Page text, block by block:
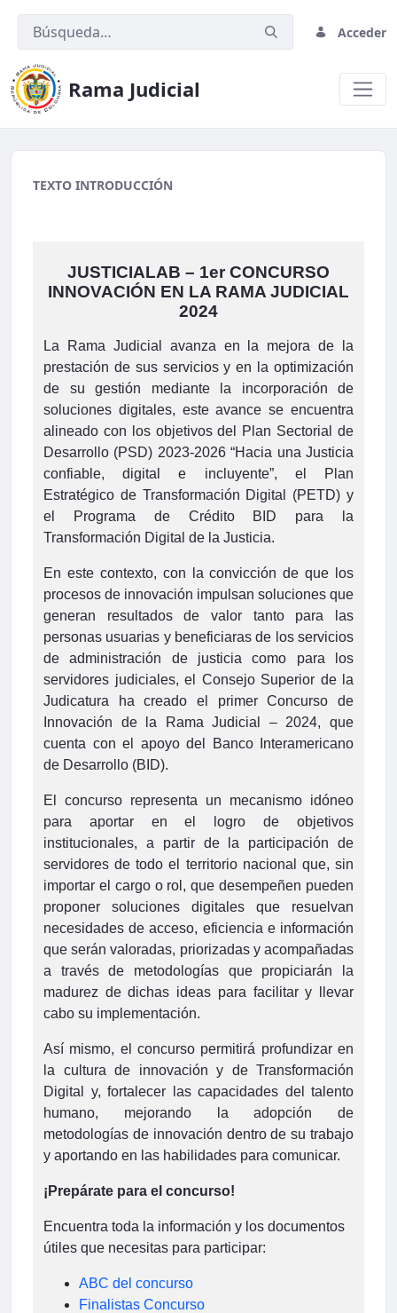
Acceder
Rama Judicial
migracion2
TEXTO INTRODUCCIÓN
JUSTICIALAB – 1er CONCURSO
INNOVACIÓN EN LA RAMA JUDICIAL
2024
La Rama Judicial avanza en la mejora de la
prestación de sus servicios y en la optimización
de su gestión mediante la incorporación de
soluciones digitales, este avance se encuentra
alineado con los objetivos del Plan Sectorial de
Desarrollo (PSD) 2023-2026 “Hacia una Justicia
confiable, digital e incluyente”, el Plan
Estratégico de Transformación Digital (PETD) y
el Programa de Crédito BID para la
Transformación Digital de la Justicia.
En este contexto, con la convicción de que los
procesos de innovación impulsan soluciones que
generan resultados de valor tanto para las
personas usuarias y beneficiaras de los servicios
de administración de justicia como para los
servidores judiciales, el Consejo Superior de la
Judicatura ha creado el primer Concurso de
Innovación de la Rama Judicial – 2024, que
cuenta con el apoyo del Banco Interamericano
de Desarrollo (BID).
El concurso representa un mecanismo idóneo
para aportar en el logro de objetivos
institucionales, a partir de la participación de
servidores de todo el territorio nacional que, sin
importar el cargo o rol, que desempeñen pueden
proponer soluciones digitales que resuelvan
necesidades de acceso, eficiencia e información
que serán valoradas, priorizadas y acompañadas
a través de metodologías que propiciarán la
madurez de dichas ideas para facilitar y llevar
cabo su implementación.
Así mismo, el concurso permitirá profundizar en
la cultura de innovación y de Transformación
Digital y, fortalecer las capacidades del talento
humano, mejorando la adopción de
metodologías de innovación dentro de su trabajo
y aportando en las habilidades para comunicar.
¡Prepárate para el concurso!
Encuentra toda la información y los documentos
útiles que necesitas para participar:
ABC del concurso
Finalistas Concurso